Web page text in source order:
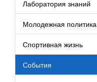
Лаборатория знаний
Молодежная политика
Спортивная жизнь
События